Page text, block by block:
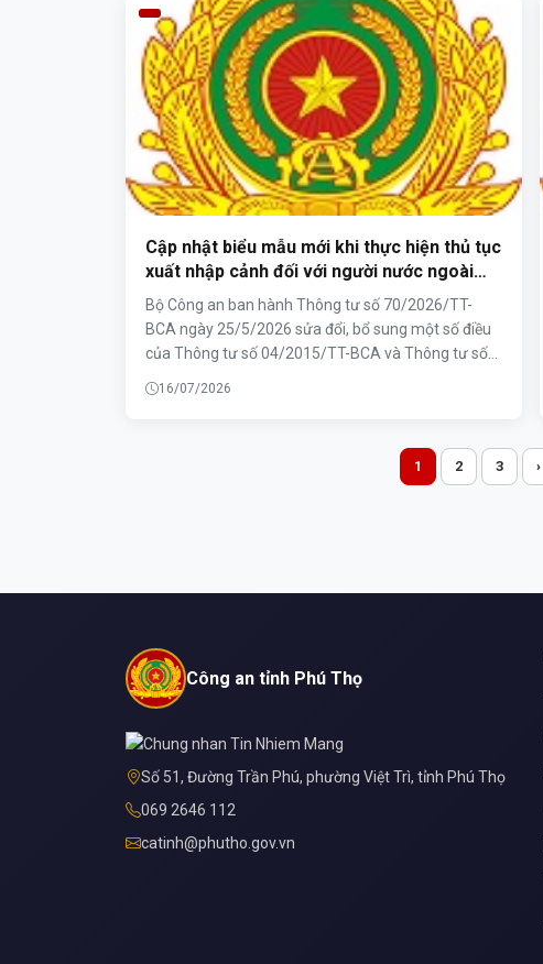
Cập nhật biểu mẫu mới khi thực hiện thủ tục
xuất nhập cảnh đối với người nước ngoài
theo Thông tư Số: 70/2026/TT-BCA, ngày
25/05/2026 của Bộ Công an
Bộ Công an ban hành Thông tư số 70/2026/TT-
BCA ngày 25/5/2026 sửa đổi, bổ sung một số điều
của Thông tư số 04/2015/TT-BCA và Thông tư số
tờ khai và giấy tờ sử dụng trong giải quyết thủ tục về
cấp thị thực, thẻ tạm trú, gia hạn tạm trú, giấy phép
16/07/2026
1 2 3 ›
Công an tỉnh Phú Thọ
Số 51, Đường Trần Phú, phường Việt Trì, tỉnh Phú Thọ
069 2646 112
catinh@phutho.gov.vn